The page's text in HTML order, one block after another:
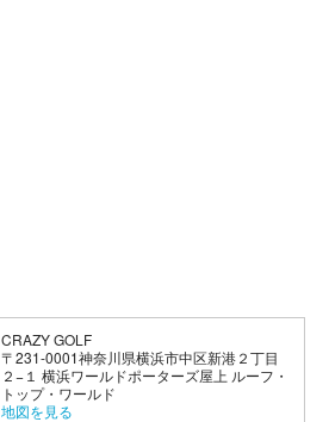
CRAZY GOLF
〒231-0001神奈川県横浜市中区新港２丁目
２−１ 横浜ワールドポーターズ屋上 ルーフ・
トップ・ワールド
地図を見る